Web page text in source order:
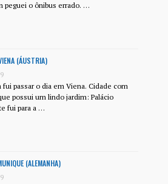
peguei o ônibus errado. …
(ÁUSTRIA)
fui passar o dia em Viena. Cidade com
possui um lindo jardim: Palácio
fui para a …
(ALEMANHA)